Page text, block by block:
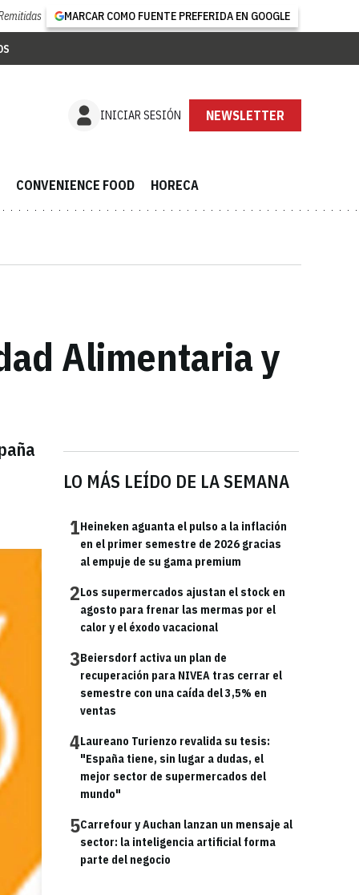
MARCAR COMO FUENTE PREFERIDA EN GOOGLE
INICIAR SESIÓN NEWSLETTER
CONVENIENCE FOOD HORECA
Alimentaria y
LO MÁS LEÍDO DE LA SEMANA
1Heineken aguanta el pulso a la inflación
en el primer semestre de 2026 gracias
al empuje de su gama premium
2Los supermercados ajustan el stock en
agosto para frenar las mermas por el
calor y el éxodo vacacional
3Beiersdorf activa un plan de
recuperación para NIVEA tras cerrar el
semestre con una caída del 3,5% en
ventas
4Laureano Turienzo revalida su tesis:
"España tiene, sin lugar a dudas, el
mejor sector de supermercados del
mundo"
5Carrefour y Auchan lanzan un mensaje al
sector: la inteligencia artificial forma
parte del negocio